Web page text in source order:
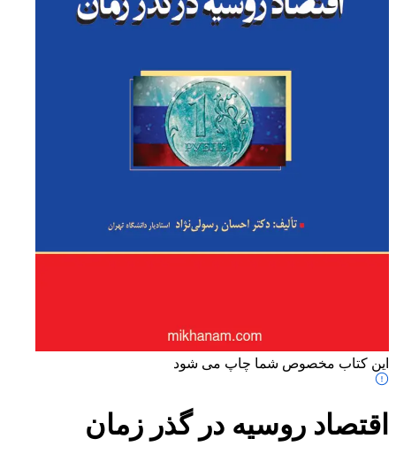
این کتاب مخصوص شما چاپ می شود
اقتصاد روسیه در گذر زمان